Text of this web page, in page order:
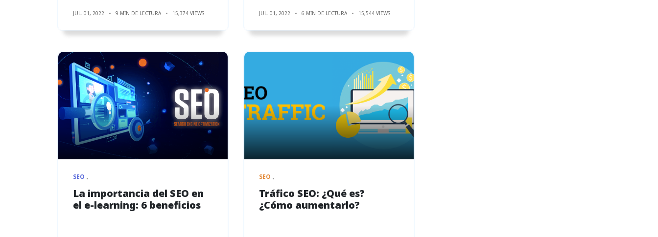
JUL. 01, 2022 9 MIN DE LECTURA 15,374 VIEWS JUL. 01, 2022 6 MIN DE LECTURA 15,544 VIEWS
SEO
La importancia del SEO en
el e-learning: 6 beneficios
SEO
Tráfico SEO: ¿Qué es?
¿Cómo aumentarlo?